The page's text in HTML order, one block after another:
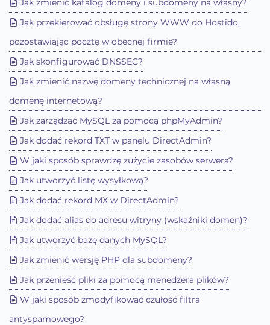
Jak zmienić katalog domeny i subdomeny na własny?
Jak przekierować obsługę strony WWW do Hostido,
pozostawiając pocztę w obecnej firmie?
Jak skonfigurować DNSSEC?
Jak zmienić nazwę domeny technicznej na własną
domenę internetową?
Jak zarządzać MySQL za pomocą phpMyAdmin?
Jak dodać rekord TXT w panelu DirectAdmin?
W jaki sposób sprawdzę zużycie zasobów serwera?
Jak utworzyć listę wysyłkową?
Jak dodać rekord MX w DirectAdmin?
Jak dodać alias do adresu witryny (wskaźniki domen)?
Jak utworzyć bazę danych MySQL?
Jak zmienić wersję PHP dla subdomeny?
Jak przenieść pliki za pomocą menedżera plików?
W jaki sposób zmodyfikować czułość filtra
antyspamowego?